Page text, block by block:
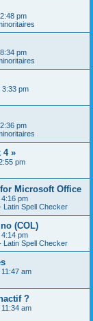
pm
pm
3:33 pm
pm
4 »
pm
Microsoft Office
pm
Latin Spell Checker
(COL)
pm
Latin Spell Checker
am
?
am